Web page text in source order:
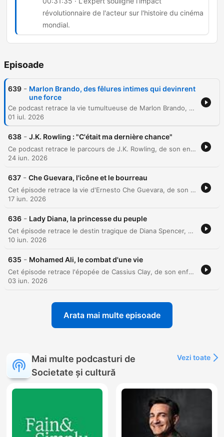
révolutionnaire de l'acteur sur l'histoire du cinéma
mondial.
Episoade
639 - Marlon Brando, des fêlures intimes qui devinrent
une force
Ce podcast retrace la vie tumultueuse de Marlon Brando, de son enfance marquée par la violence et l'abandon à son ascension fulgurante à New York sous la méthode Stella Adler. L'épisode explore son tempérament rebelle, sa sexualité libérée et son statut de sex-symbol incontrôlable à Hollywood. Le récit poursuit l'exploration de ses relations passionnées, de ses déboires financiers et de sa transformation physique. À travers un entretien avec François Forestier, nous analysons son rapport complexe à l'industrie, son retrait vers la Polynésie et l'impact durable de ses performances mythiques sur l'histoire du cinéma.
01 iul. 2026
638 - J.K. Rowling : "C'était ma dernière chance"
Ce podcast retrace le parcours de J.K. Rowling, de son enfance modeste en Angleterre et ses épreuves personnelles marquées par la précarité et la maladie, jusqu'à l'ascension fulgurante de la saga Harry Potter. L'épisode explore sa transition de l'anonymat au succès mondial et analyse, avec Edwige Pasquet de Gallimard Jeunesse, les raisons de ce phénomène éditorial unique et sa volonté de diversifier son œuvre.
24 iun. 2026
637 - Che Guevara, l'icône et le bourreau
Cet épisode retrace la vie d'Ernesto Che Guevara, de son enfance asthmatique en Argentine à son rôle de révolutionnaire en Cuba. Il explore sa transformation d'étudiant en médecine et voyageur en Amérique du Sud vers un chef de guérilla implacable, marqué par ses rencontres avec Fidel Castro. L'épisode analyse également l'ascension, la mythification et la fin tragique du révolutionnaire, de son rôle d'ambassadeur à son exécution en Bolivie. À travers un entretien avec l'écrivain Serge Raffi, nous explorons la construction du mythe romantique du Che, ses dérives politiques, ainsi que les mystères entourant sa mort.
17 iun. 2026
636 - Lady Diana, la princesse du peuple
Cet épisode retrace le destin tragique de Diana Spencer, de son enfance marquée par le divorce de ses parents à son ascension au sein de la monarchie britannique. À travers l'analyse de son mariage avec le prince Charles, l'épisode explore les tensions conjugales, l'impact de la célébrité et la dégradation de sa santé mentale face aux pressions de la Couronne. Le récit poursuit ensuite la fin de vie de la princesse, de sa séparation officielle à sa relation avec Dodi Al-Fayed, jusqu'à sa mort tragique dans le tunnel de l'Alma. L'entretien avec Isabelle Rivère permet de mesurer l'impact de sa personnalité unique sur la monarchie et l'héritage durable qu'elle laisse après sa disparition.
10 iun. 2026
635 - Mohamed Ali, le combat d'une vie
Cet épisode retrace l'épopée de Cassius Clay, de son enfance marquée par la ségrégation dans le Kentucky à sa gloire olympique et son premier titre mondial. Nous explorons sa transformation en Mohamed Ali, une mutation profonde liée à sa conversion à l'Islam et à ses engagements politiques contre la guerre du Vietnam, qui ont transformé le champion en icône mondiale. À travers l'analyse de sa carrière, nous abordons ses exploits légendaires comme le 'Rumble in the Jungle' jusqu'au déclin de sa santé face à la maladie de Parkinson. L'entretien souligne comment l'impact sociétal et culturel d'Ali a transcendé le ring pour faire de lui un messager de la paix universel.
03 iun. 2026
Arata mai multe episoade
Mai multe podcasturi de
Societate și cultură
Vezi toate